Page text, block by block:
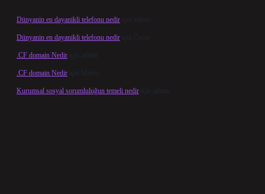
Dünyanin en dayanikli telefonu nedir için admin
Dünyanin en dayanikli telefonu nedir için Cesur
.CF domain Nedir için admin
.CF domain Nedir için Merve
Kurumsal sosyal sorumluluğun temeli nedir için admin